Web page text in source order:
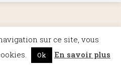
sur ce site, vous
Ok En savoir plus